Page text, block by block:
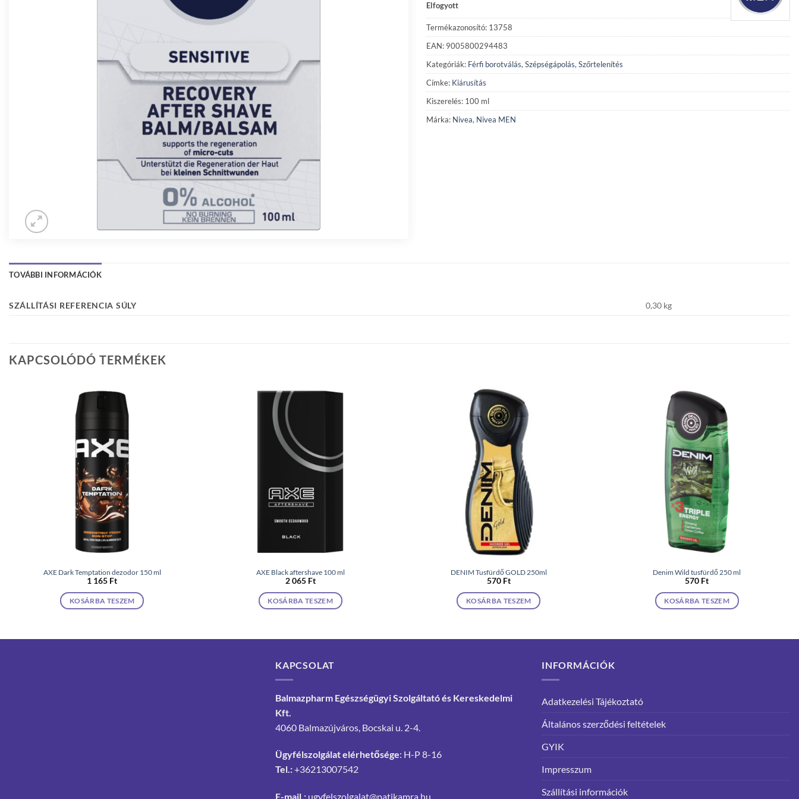
Elfogyott
Termékazonosító: 13758
EAN: 9005800294483
Kategóriák: Férfi borotválás, Szépségápolás, Szőrtelenítés
Címke: Kiárusítás
Kiszerelés: 100 ml
Márka: Nivea, Nivea MEN
TOVÁBBI INFORMÁCIÓK
SZÁLLÍTÁSI REFERENCIA SÚLY 0,30 kg
KAPCSOLÓDÓ TERMÉKEK
AXE Dark Temptation dezodor 150 ml
1 165 Ft
KOSÁRBA TESZEM
AXE Black aftershave 100 ml
2 065 Ft
KOSÁRBA TESZEM
DENIM Tusfürdő GOLD 250ml
570 Ft
KOSÁRBA TESZEM
Denim Wild tusfürdő 250 ml
570 Ft
KOSÁRBA TESZEM
KAPCSOLAT
Balmazpharm Egészségügyi Szolgáltató és Kereskedelmi
Kft.
4060 Balmazújváros, Bocskai u. 2-4.
Ügyfélszolgálat elérhetősége: H-P 8-16
Tel.:+36213007542
E-mail.: ugyfelszolgalat@patikamra.hu
INFORMÁCIÓK
Adatkezelési Tájékoztató
Általános szerződési feltételek
GYIK
Impresszum
Szállítási információk